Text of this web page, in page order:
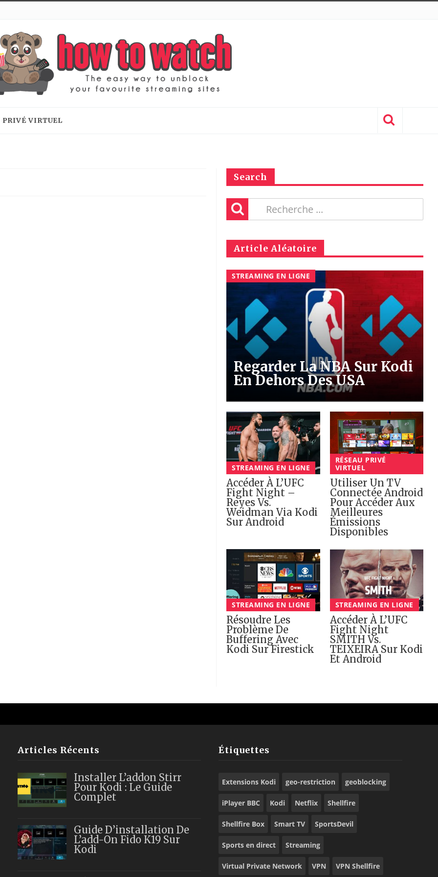
PRIVÉ VIRTUEL
Search
Article Aléatoire
STREAMING EN LIGNE
Regarder La NBA Sur Kodi
En Dehors Des USA
STREAMING EN LIGNE
Accéder À L’UFC
Fight Night –
Reyes Vs.
Weidman Via Kodi
Sur Android
RÉSEAU PRIVÉ
VIRTUEL
Utiliser Un TV
Connectée Android
Pour Accéder Aux
Meilleures
Émissions
Disponibles
STREAMING EN LIGNE
Résoudre Les
Problème De
Buffering Avec
Kodi Sur Firestick
STREAMING EN LIGNE
Accéder À L’UFC
Fight Night
SMITH Vs.
TEIXEIRA Sur Kodi
Et Android
Articles Récents
Installer L’addon Stirr
Pour Kodi : Le Guide
Complet
Guide D’installation De
L’add-On Fido K19 Sur
Kodi
Étiquettes
Extensions Kodi geo-restriction geoblocking
iPlayer BBC Kodi Netflix Shellfire
Shellfire Box Smart TV SportsDevil
Sports en direct Streaming
Virtual Private Network VPN VPN Shellfire